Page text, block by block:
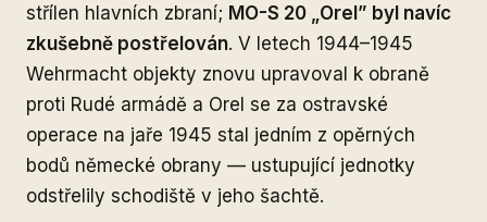
střílen hlavních zbraní; MO-S 20 „Orel” byl navíc
zkušebně postřelován. V letech 1944–1945
Wehrmacht objekty znovu upravoval k obraně
proti Rudé armádě a Orel se za ostravské
operace na jaře 1945 stal jedním z opěrných
bodů německé obrany — ustupující jednotky
odstřelily schodiště v jeho šachtě.